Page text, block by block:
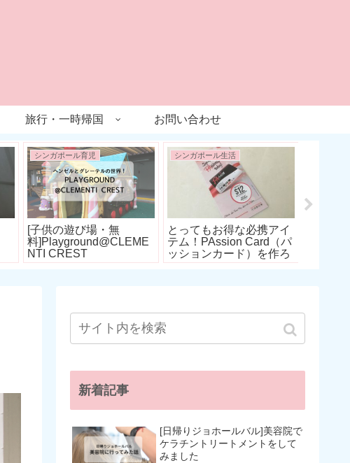
旅行・一時帰国 お問い合わせ
シンガポール育児
[子供の遊び場・無
料]Playground@CLEME
NTI CREST
シンガポール生活
とってもお得な必携アイ
テム！PAssion Card（パ
ッションカード）を作ろ
う♪
新着記事
[日帰りジョホールバル]美容院で
ケラチントリートメントをして
みました